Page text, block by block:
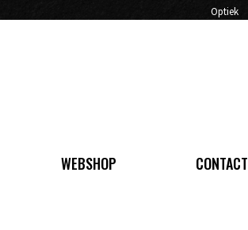
Optiek
WEBSHOP CONTACT